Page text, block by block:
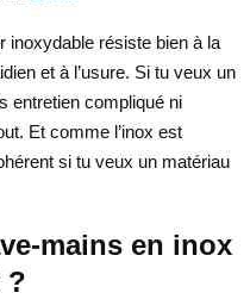
inoxydable résiste bien à la
et à l’usure. Si tu veux un
entretien compliqué ni
Et comme l’inox est
si tu veux un matériau
mains en inox
?